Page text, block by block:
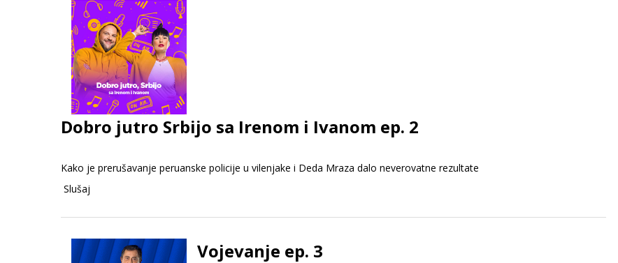
Dobro jutro Srbijo sa Irenom i Ivanom ep. 2
Kako je prerušavanje peruanske policije u vilenjake i Deda Mraza dalo neverovatne rezultate
Slušaj
Vojevanje ep. 3